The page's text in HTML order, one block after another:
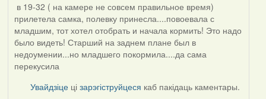
в 19-32 ( на камере не совсем правильное время)
прилетела самка, полевку принесла....повоевала с
младшим, тот хотел отобрать и начала кормить! Это надо
было видеть! Старший на заднем плане был в
недоумении...но младшего покормила....да сама
перекусила
Увайдзіце цізарэгіструйцеся каб пакідаць каментары.